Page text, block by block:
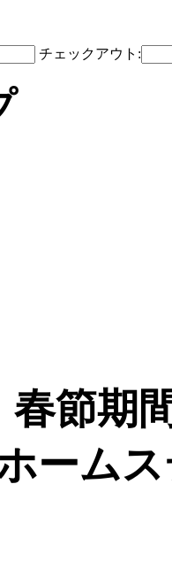
チェックアウト:
春節期
ーム